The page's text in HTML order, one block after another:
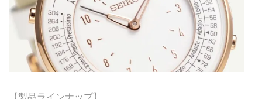
【製品ラインナップ】